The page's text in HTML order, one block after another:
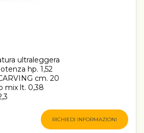
ultraleggera
hp. 1,52
cm. 20
mix lt. 0,38
RICHIEDI INFORMAZIONI